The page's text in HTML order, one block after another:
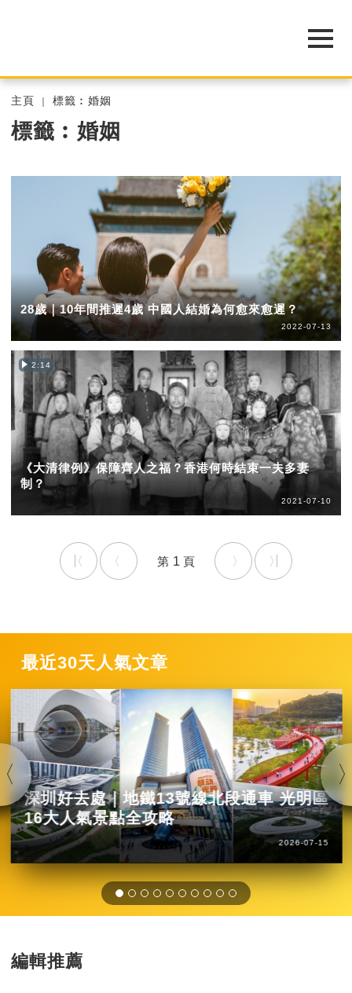
主頁 標籤︰婚姻
標籤︰婚姻
28歲｜10年間推遲4歲 中國人結婚為何愈來愈遲？
2022-07-13
2:14
《大清律例》保障齊人之福？香港何時結束一夫多妻
制？
2021-07-10
1
最近30天人氣文章
深圳好去處｜地鐵13號線北段通車 光明區
16大人氣景點全攻略
2026-07-15
編輯推薦